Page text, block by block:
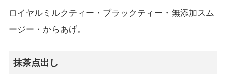
ロイヤルミルクティー・ブラックティー・無添加スム
ージー・からあげ。
抹茶点出し